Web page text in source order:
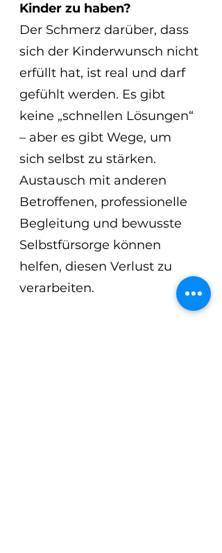
Kinder zu haben?
Der Schmerz darüber, dass
sich der Kinderwunsch nicht
erfüllt hat, ist real und darf
gefühlt werden. Es gibt
keine „schnellen Lösungen“
– aber es gibt Wege, um
sich selbst zu stärken.
Austausch mit anderen
Betroffenen, professionelle
Begleitung und bewusste
Selbstfürsorge können
helfen, diesen Verlust zu
verarbeiten.